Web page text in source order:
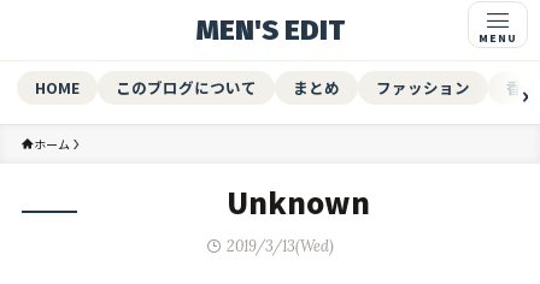
MEN'S EDIT
HOME このブログについて まとめ ファッション 香水
ホーム
Unknown
2019/3/13(Wed)